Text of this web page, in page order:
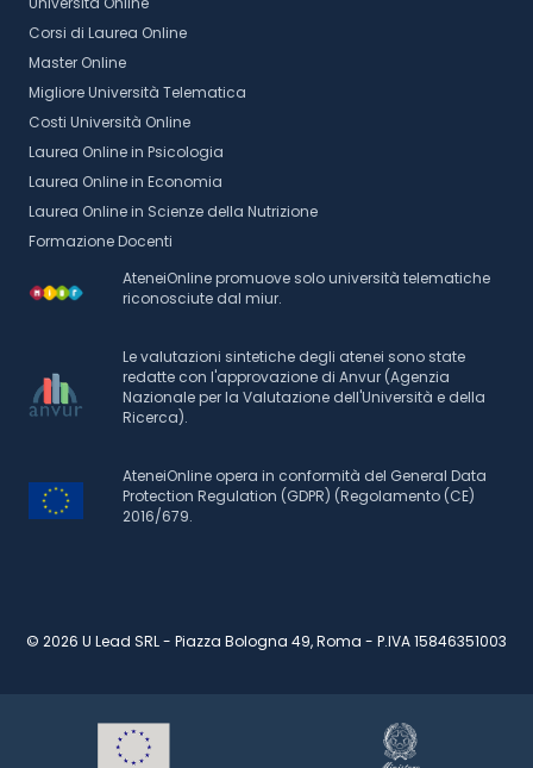
Corsi di Laurea Online
Master Online
Migliore Università Telematica
Costi Università Online
Laurea Online in Psicologia
Laurea Online in Economia
Laurea Online in Scienze della Nutrizione
Formazione Docenti
AteneiOnline promuove solo università telematiche
riconosciute dal miur.
Le valutazioni sintetiche degli atenei sono state
redatte con l'approvazione di Anvur (Agenzia
Nazionale per la Valutazione dell'Università e della
Ricerca).
AteneiOnline opera in conformità del General Data
Protection Regulation (GDPR) (Regolamento (CE)
2016/679.
© 2026 U Lead SRL - Piazza Bologna 49, Roma - P.IVA 15846351003